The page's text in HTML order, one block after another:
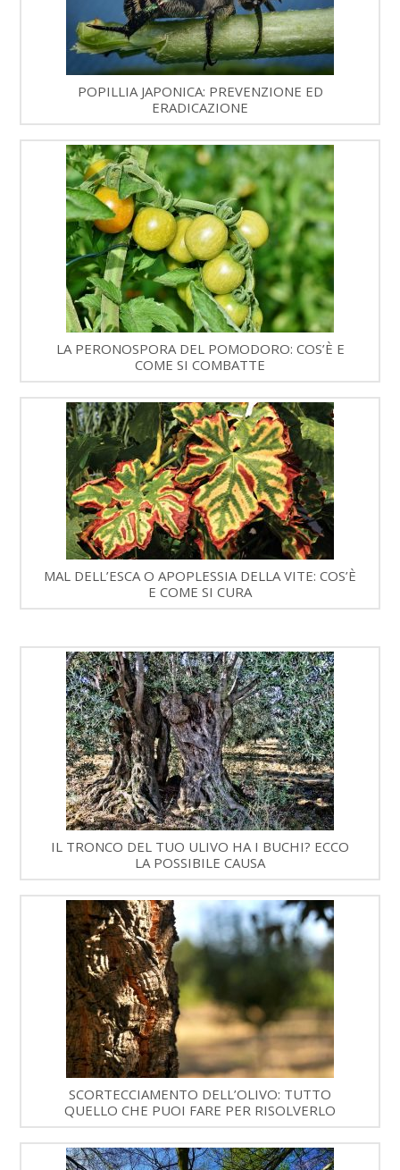
POPILLIA JAPONICA: PREVENZIONE ED
ERADICAZIONE
LA PERONOSPORA DEL POMODORO: COS’È E
COME SI COMBATTE
MAL DELL’ESCA O APOPLESSIA DELLA VITE: COS’È
E COME SI CURA
IL TRONCO DEL TUO ULIVO HA I BUCHI? ECCO
LA POSSIBILE CAUSA
SCORTECCIAMENTO DELL’OLIVO: TUTTO
QUELLO CHE PUOI FARE PER RISOLVERLO